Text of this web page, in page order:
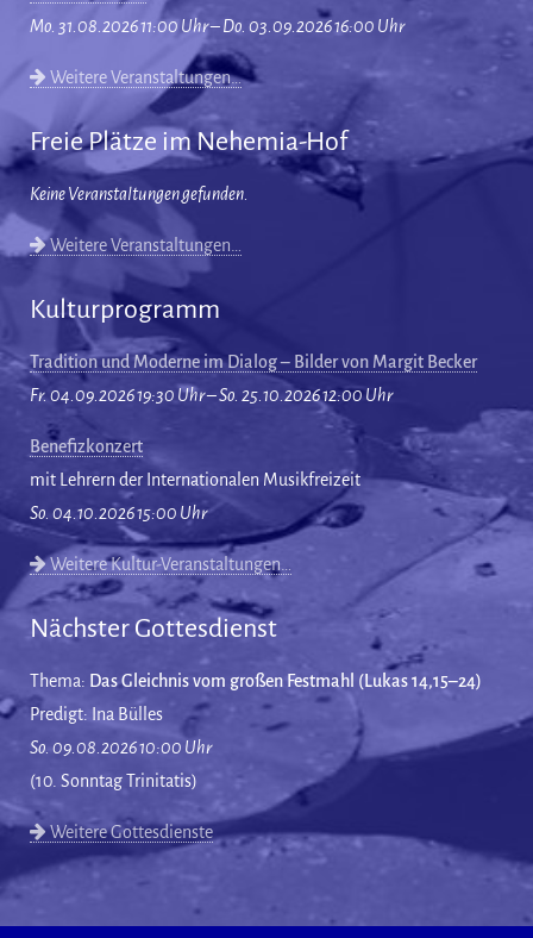
Mo. 31.08.2026 11:00 Uhr – Do. 03.09.2026 16:00 Uhr
Weitere Veranstaltungen…
Freie Plätze im Nehemia-Hof
Keine Veranstaltungen gefunden.
Weitere Veranstaltungen…
Kulturprogramm
Tradition und Moderne im Dialog – Bilder von Margit Becker
Fr. 04.09.2026 19:30 Uhr – So. 25.10.2026 12:00 Uhr
Benefizkonzert
mit Lehrern der Internationalen Musikfreizeit
So. 04.10.2026 15:00 Uhr
Weitere Kultur-Veranstaltungen…
Nächster Gottesdienst
Thema: Das Gleichnis vom großen Festmahl (Lukas 14,15–24)
Predigt: Ina Bülles
So. 09.08.2026 10:00 Uhr
(10. Sonntag Trinitatis)
Weitere Gottesdienste